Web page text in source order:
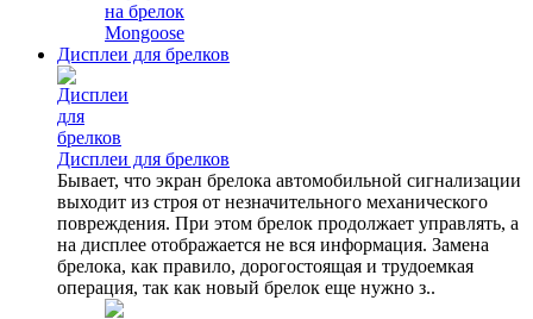
на брелок
Mongoose
Дисплеи для брелков
Дисплеи для брелков
Бывает, что экран брелока автомобильной сигнализации
выходит из строя от незначительного механического
повреждения. При этом брелок продолжает управлять, а
на дисплее отображается не вся информация. Замена
брелока, как правило, дорогостоящая и трудоемкая
операция, так как новый брелок еще нужно з..